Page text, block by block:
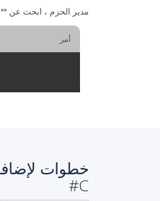
مدير الحزم ، ابحث عن ** Aspose.Diagram ** وتثبيت. يمكنك أيضًا استخدام الأمر التالي من Package Manager Console.
أمر
C#